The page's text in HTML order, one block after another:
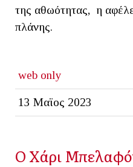
της αθωότητας, η
πλάνης.
web only
13 Μαϊος 2023
Ο Χάρι